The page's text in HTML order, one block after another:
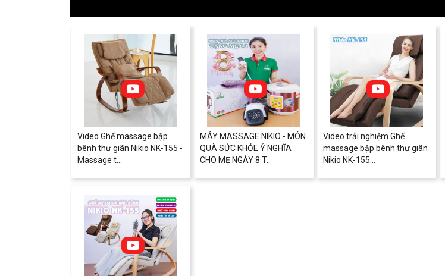
Video Ghế massage bập
bênh thư giãn Nikio NK-155 -
Massage t...
MÁY MASSAGE NIKIO - MÓN
QUÀ SỨC KHỎE Ý NGHĨA
CHO MẸ NGÀY 8 T...
Video trải nghiệm Ghế
massage bập bênh thư giãn
Nikio NK-155...